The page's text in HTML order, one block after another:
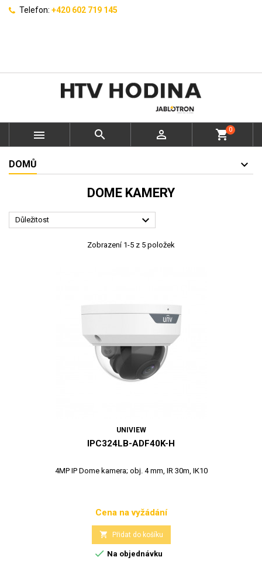
Telefon: +420 602 719 145
   shopping_cart0
DOMŮ
DOME KAMERY
Důležitost 
Zobrazení 1-5 z 5 položek
UNIVIEW
IPC324LB-ADF40K-H
4MP IP Dome kamera; obj. 4 mm, IR 30m, IK10
Cena
Cena na vyžádání
 Přidat do košíku
 Na objednávku